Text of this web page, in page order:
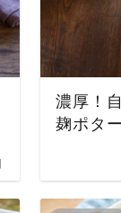
濃厚！
麹ポタ